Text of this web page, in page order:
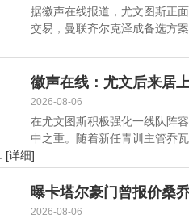
据徽声在线报道，尤文图斯正
交易，曼联齐尔克泽成备选方案
徽声在线：尤文后来居
2026-08-06
在尤文图斯积极强化一线队阵
中之重。随着新任青训主管乔
[详细]
曝卡塔尔豪门曾报价桑
2026-08-06